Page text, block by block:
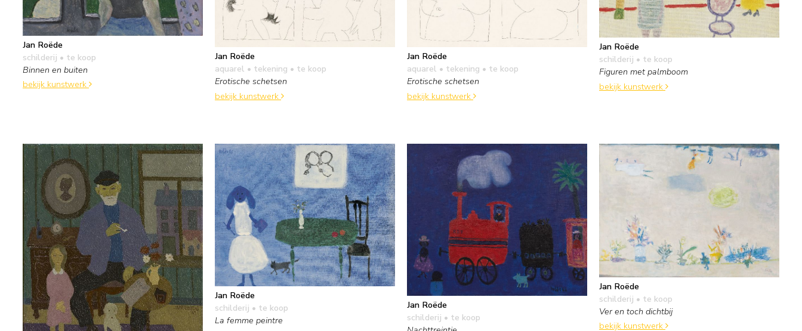
Jan Roëde
schilderij • te koop
Binnen en buiten
bekijk kunstwerk
Jan Roëde
aquarel • tekening • te koop
Erotische schetsen
bekijk kunstwerk
Jan Roëde
aquarel • tekening • te koop
Erotische schetsen
bekijk kunstwerk
Jan Roëde
schilderij • te koop
Figuren met palmboom
bekijk kunstwerk
Jan Roëde
schilderij • te koop
La femme peintre
Jan Roëde
schilderij • te koop
Jan Roëde
schilderij • te koop
Ver en toch dichtbij
bekijk kunstwerk